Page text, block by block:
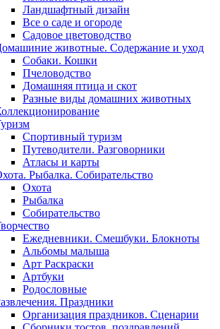
Ландшафтный дизайн
Все о саде и огороде
Садовое цветоводство
животные. Содержание и уход
Собаки. Кошки
Пчеловодство
Домашняя птица и скот
Разные виды домашних животных
Спортивный туризм
Путеводители. Разговорники
Атласы и карты
Рыбалка. Собирательство
Охота
Рыбалка
Собирательство
Ежедневники. Смешбуки. Блокноты
Альбомы малыша
Арт Раскраски
Артбуки
Родословные
Праздники
Организация праздников. Сценарии